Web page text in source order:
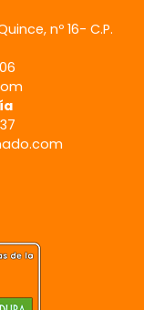
nº 16- C.P.